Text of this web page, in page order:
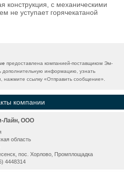
конструкция, с механическими
не уступает горячекатаной
предоставлена компанией-поставщиком Эм-
дополнительную информацию, узнать
нажмите ссылку «Отправить сообщение».
компании
Лайн, OOO
область
пос. Хорлово, Промплощадка
4448314